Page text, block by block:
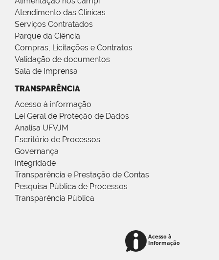
Atendimento das Clínicas
Serviços Contratados
Parque da Ciência
Compras, Licitações e Contratos
Validação de documentos
Sala de Imprensa
TRANSPARÊNCIA
Acesso à informação
Lei Geral de Proteção de Dados
Analisa UFVJM
Escritório de Processos
Governança
Integridade
Transparência e Prestação de Contas
Pesquisa Pública de Processos
Transparência Pública